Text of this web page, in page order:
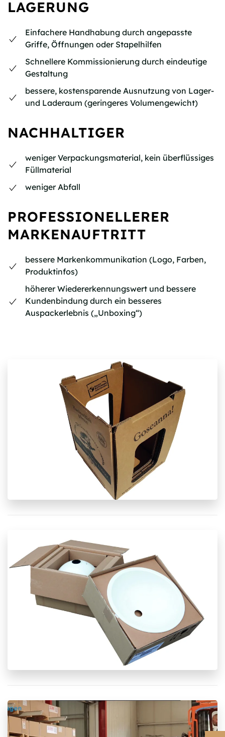
LAGERUNG
Einfachere Handhabung durch angepasste
Griffe, Öffnungen oder Stapelhilfen
Schnellere Kommissionierung durch eindeutige
Gestaltung
bessere, kostensparende Ausnutzung von Lager-
und Laderaum (geringeres Volumengewicht)
NACHHALTIGER
weniger Verpackungsmaterial, kein überflüssiges
Füllmaterial
weniger Abfall
PROFESSIONELLERER
MARKENAUFTRITT
bessere Markenkommunikation (Logo, Farben,
Produktinfos)
höherer Wiedererkennungswert und bessere
Kundenbindung durch ein besseres
Auspackerlebnis („Unboxing“)